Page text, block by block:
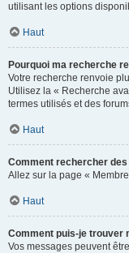
utilisant les options
Haut
Pourquoi ma recherche
Votre recherche renvoie
Utilisez la « Recherche
termes utilisés et des
Haut
Comment rechercher
Allez sur la page «
Haut
Comment puis-je trouver
Vos messages peuvent